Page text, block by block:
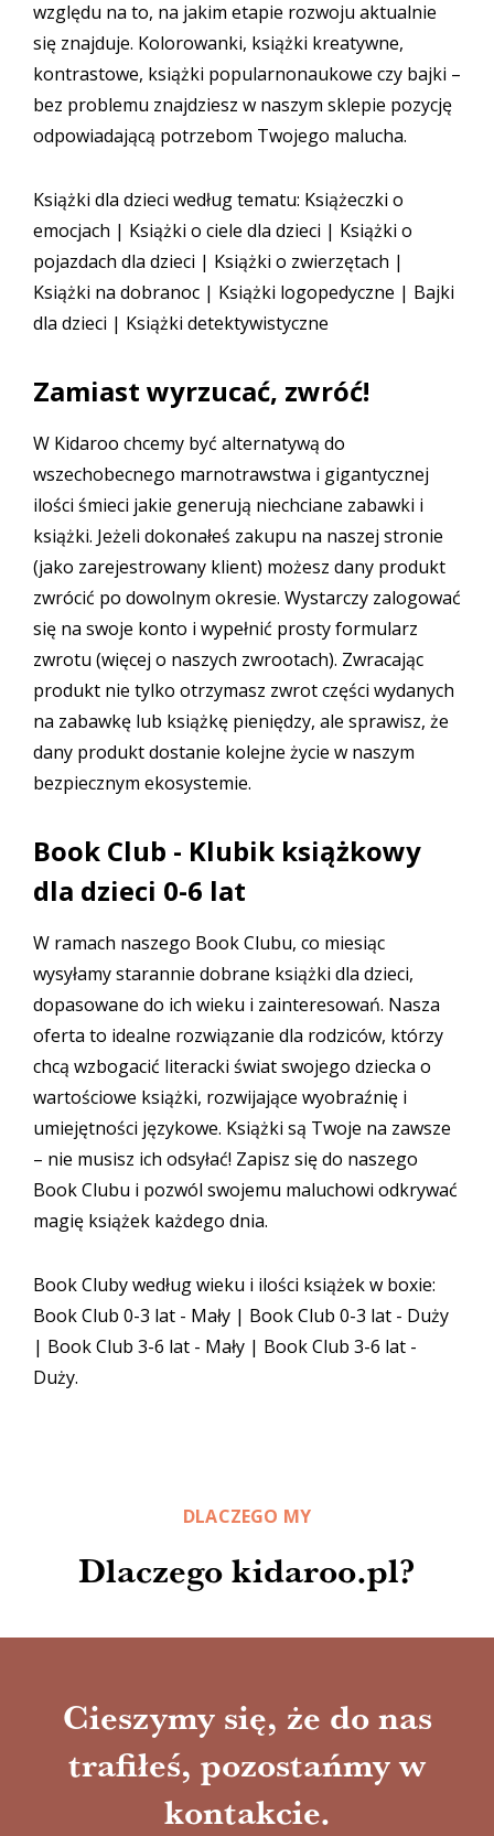
względu na to, na jakim etapie rozwoju aktualnie
się znajduje. Kolorowanki, książki kreatywne,
kontrastowe, książki popularnonaukowe czy bajki –
bez problemu znajdziesz w naszym sklepie pozycję
odpowiadającą potrzebom Twojego malucha.
Książki dla dzieci według tematu: Książeczki o
emocjach | Książki o ciele dla dzieci | Książki o
pojazdach dla dzieci | Książki o zwierzętach |
Książki na dobranoc | Książki logopedyczne | Bajki
dla dzieci | Książki detektywistyczne
Zamiast wyrzucać, zwróć!
W Kidaroo chcemy być alternatywą do
wszechobecnego marnotrawstwa i gigantycznej
ilości śmieci jakie generują niechciane zabawki i
książki. Jeżeli dokonałeś zakupu na naszej stronie
(jako zarejestrowany klient) możesz dany produkt
zwrócić po dowolnym okresie. Wystarczy zalogować
się na swoje konto i wypełnić prosty formularz
zwrotu (więcej o naszych zwrootach). Zwracając
produkt nie tylko otrzymasz zwrot części wydanych
na zabawkę lub książkę pieniędzy, ale sprawisz, że
dany produkt dostanie kolejne życie w naszym
bezpiecznym ekosystemie.
Book Club - Klubik książkowy
dla dzieci 0-6 lat
W ramach naszego Book Clubu, co miesiąc
wysyłamy starannie dobrane książki dla dzieci,
dopasowane do ich wieku i zainteresowań. Nasza
oferta to idealne rozwiązanie dla rodziców, którzy
chcą wzbogacić literacki świat swojego dziecka o
wartościowe książki, rozwijające wyobraźnię i
umiejętności językowe. Książki są Twoje na zawsze
– nie musisz ich odsyłać! Zapisz się do naszego
Book Clubu i pozwól swojemu maluchowi odkrywać
magię książek każdego dnia.
Book Cluby według wieku i ilości książek w boxie:
Book Club 0-3 lat - Mały | Book Club 0-3 lat - Duży
| Book Club 3-6 lat - Mały | Book Club 3-6 lat -
Duży.
Dlaczego kidaroo.pl?
DLACZEGO MY
Cieszymy się, że do nas
trafiłeś, pozostańmy w
kontakcie.